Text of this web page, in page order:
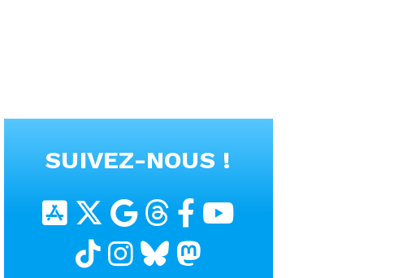
SUIVEZ-NOUS !